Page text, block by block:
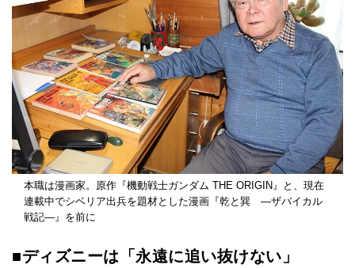
本職は漫画家。原作『機動戦士ガンダム THE ORIGIN』と、現在
連載中でシベリア出兵を題材とした漫画『乾と巽 ―ザバイカル
戦記―』を前に
■ディズニーは「永遠に追い抜けない」